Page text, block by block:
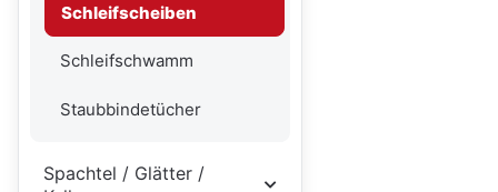
Schleifscheiben
Schleifschwamm
Staubbindetücher
Spachtel / Glätter /